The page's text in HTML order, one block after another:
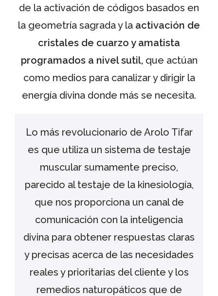
de la activación de códigos basados en
la geometría sagrada y la activación de
cristales de cuarzo y amatista
programados a nivel sutil,que actúan
como medios para canalizar y dirigir la
energía divina donde más se necesita.
Lo más revolucionario de Arolo Tifar
es que utiliza un sistema de testaje
muscular sumamente preciso,
parecido al testaje de la kinesiología,
que nos proporciona un canal de
comunicación con la inteligencia
divina para obtener respuestas claras
y precisas acerca de las necesidades
reales y prioritarias del cliente y los
remedios naturopáticos que de